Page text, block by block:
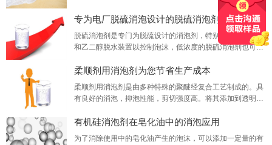
消泡剂，观察其消泡速度和抑泡时间，从而判断水性消泡剂
的好坏。
专为电厂脱硫消泡设计的脱硫消泡剂
脱硫消泡剂是专门为脱硫设计的消泡剂，特别适用于胺处理
和乙二醇脱水装置以控制泡沫，低浓度的脱硫消泡剂也可有
其他消泡剂的2-3倍。
柔顺剂用消泡剂为您节省生产成本
柔顺剂用消泡剂是由多种特殊的聚醚经复合工艺制成的。具
有良好的消泡，抑泡性能，剪切强度高。将其添加到透明体
浮，不会使壁挂，也不会对后续加工产生不利影响。
有机硅消泡剂在皂化油中的消泡应用
为了消除使用中的皂化油产生的泡沫，可以添加一定量的有